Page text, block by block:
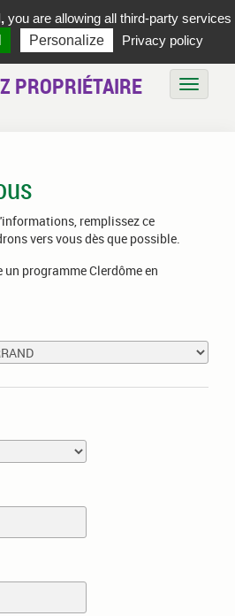
PROPRIÉTAIRE
remplissez ce
vers vous dès que possible.
programme Clerdôme en
you are allowing all third-party services
Personalize Privacy policy